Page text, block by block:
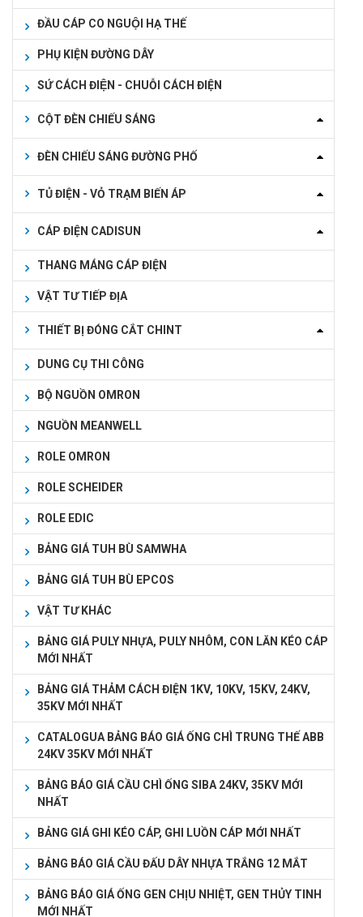
ĐẦU CÁP CO NGUỘI HẠ THẾ
PHỤ KIỆN ĐƯỜNG DÂY
SỨ CÁCH ĐIỆN - CHUỖI CÁCH ĐIỆN
CỘT ĐÈN CHIẾU SÁNG
ĐÈN CHIẾU SÁNG ĐƯỜNG PHỐ
TỦ ĐIỆN - VỎ TRẠM BIẾN ÁP
CÁP ĐIỆN CADISUN
THANG MÁNG CÁP ĐIỆN
VẬT TƯ TIẾP ĐỊA
THIẾT BỊ ĐÓNG CẮT CHINT
DUNG CỤ THI CÔNG
BỘ NGUỒN OMRON
NGUỒN MEANWELL
ROLE OMRON
ROLE SCHEIDER
ROLE EDIC
BẢNG GIÁ TUH BÙ SAMWHA
BẢNG GIÁ TUH BÙ EPCOS
VẬT TƯ KHÁC
BẢNG GIÁ PULY NHỰA, PULY NHÔM, CON LĂN KÉO CÁP
MỚI NHẤT
BẢNG GIÁ THẢM CÁCH ĐIỆN 1KV, 10KV, 15KV, 24KV,
35KV MỚI NHẤT
CATALOGUA BẢNG BÁO GIÁ ỐNG CHÌ TRUNG THẾ ABB
24KV 35KV MỚI NHẤT
BẢNG BÁO GIÁ CẦU CHÌ ỐNG SIBA 24KV, 35KV MỚI
NHẤT
BẢNG GIÁ GHI KÉO CÁP, GHI LUỒN CÁP MỚI NHẤT
BẢNG BÁO GIÁ CẦU ĐẤU DÂY NHỰA TRẮNG 12 MẮT
BẢNG BÁO GIÁ ỐNG GEN CHỊU NHIỆT, GEN THỦY TINH
MỚI NHẤT